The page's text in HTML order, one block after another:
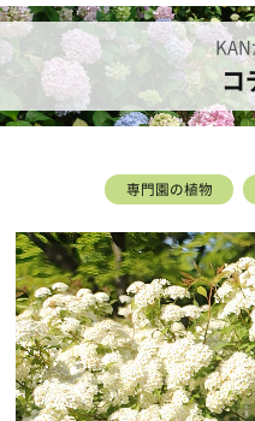
コ
専門園の植物